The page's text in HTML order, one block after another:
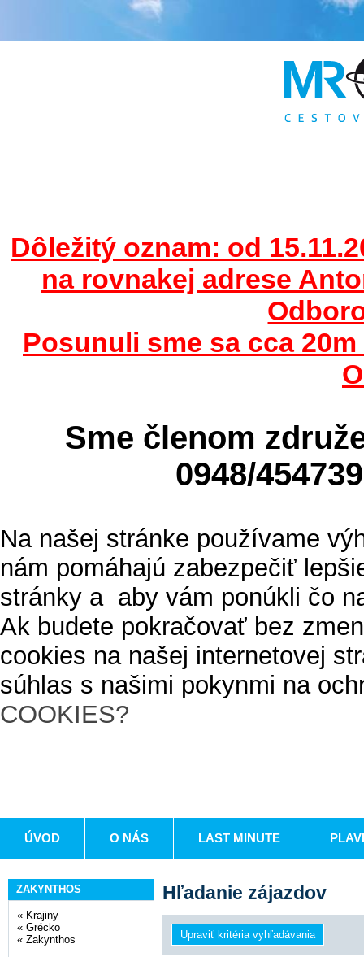
Dôležitý oznam: od
na rovnakej adrese
Posunuli sme sa cca
Sme členom
0948/
Na našej stránke používame
nám pomáhajú zabezpečiť
stránky a aby vám ponúkli čo
Ak budete pokračovať bez
cookies na našej internetovej
súhlas s našimi pokynmi na
COOKIES?
ÚVOD O NÁS LAST MINUTE
ZAKYNTHOS
« Krajiny
« Grécko
« Zakynthos
Hľadanie zájazdov